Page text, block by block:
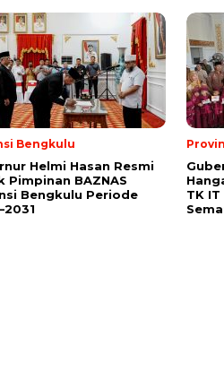
Bengkulu
Helmi Hasan Resmi
Pimpinan BAZNAS
Bengkulu Periode
TK